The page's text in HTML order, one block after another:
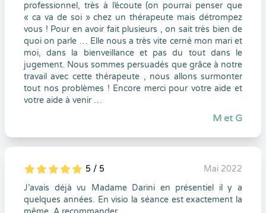
professionnel, très à l’écoute (on pourrai penser que
« ca va de soi » chez un thérapeute mais détrompez
vous ! Pour en avoir fait plusieurs , on sait très bien de
quoi on parle … Elle nous a très vite cerné mon mari et
moi, dans la bienveillance et pas du tout dans le
jugement. Nous sommes persuadés que grâce à notre
travail avec cette thérapeute , nous allons surmonter
tout nos problèmes ! Encore merci pour votre aide et
votre aide à venir …
M et G
5
1
5
0 5 / 5
Mai 2022
J’avais déjà vu Madame Darini en présentiel il y a
quelques années. En visio la séance est exactement la